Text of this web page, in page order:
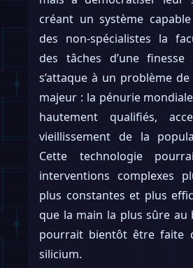
créant un système
des non-spécialistes la
des tâches d’une finesse
s’attaque à un problème
majeur : la pénurie
hautement qualifiés,
vieillissement de la
Cette technologie
interventions complexes
plus constantes et plus
que la main la plus sûre au
pourrait bientôt être faite
silicium.